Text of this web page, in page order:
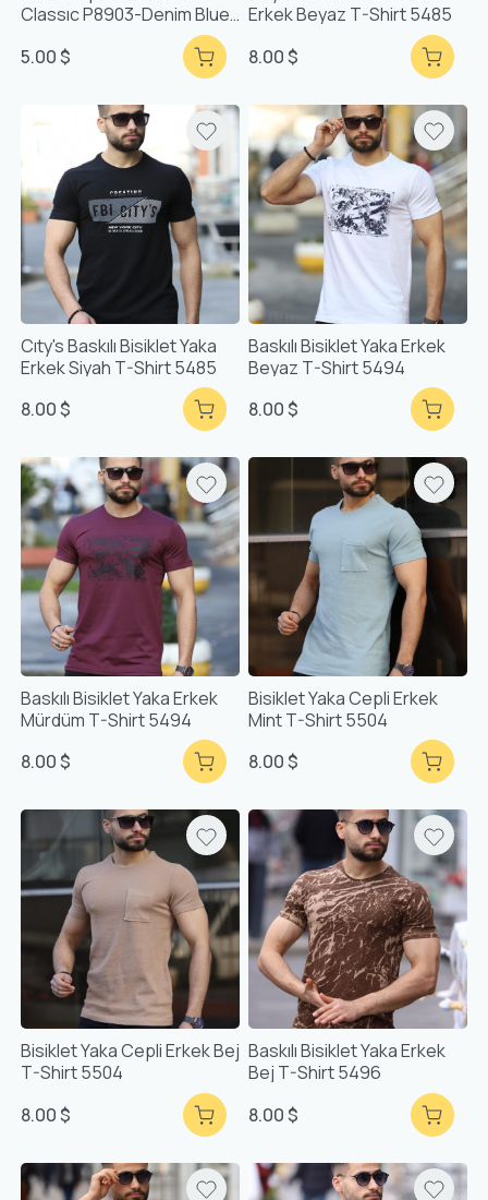
Classıc P8903-Denim Blue
5.00 $
Erkek Beyaz T-Shirt 5485
8.00 $
Cıty's Baskılı Bisiklet Yaka
Erkek Siyah T-Shirt 5485
8.00 $
Baskılı Bisiklet Yaka Erkek
Beyaz T-Shirt 5494
8.00 $
Baskılı Bisiklet Yaka Erkek
Mürdüm T-Shirt 5494
8.00 $
Bisiklet Yaka Cepli Erkek
Mint T-Shirt 5504
8.00 $
Bisiklet Yaka Cepli Erkek Bej
T-Shirt 5504
8.00 $
Baskılı Bisiklet Yaka Erkek
Bej T-Shirt 5496
8.00 $